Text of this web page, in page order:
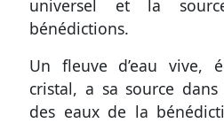
universel et la
bénédictions.
Un fleuve d’eau vive,
cristal, a sa source
des eaux de la